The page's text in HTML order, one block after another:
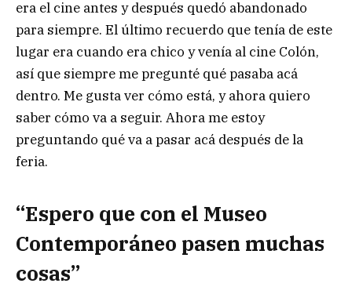
era el cine antes y después quedó abandonado
para siempre. El último recuerdo que tenía de este
lugar era cuando era chico y venía al cine Colón,
así que siempre me pregunté qué pasaba acá
dentro. Me gusta ver cómo está, y ahora quiero
saber cómo va a seguir. Ahora me estoy
preguntando qué va a pasar acá después de la
feria.
“Espero que con el Museo
Contemporáneo pasen muchas
cosas”